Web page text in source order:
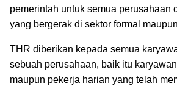
pemerintah untuk semua perusahaan
yang bergerak di sektor formal
THR diberikan kepada semua
sebuah perusahaan, baik itu
maupun pekerja harian yang telah